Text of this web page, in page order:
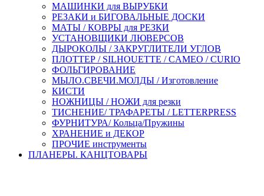
МАШИНКИ для ВЫРУБКИ
РЕЗАКИ и БИГОВАЛЬНЫЕ ДОСКИ
МАТЫ / КОВРЫ для РЕЗКИ
УСТАНОВЩИКИ ЛЮВЕРСОВ
ДЫРОКОЛЫ / ЗАКРУГЛИТЕЛИ УГЛОВ
ПЛОТТЕР / SILHOUETTE / CAMEO / CURIO
ФОЛЬГИРОВАНИЕ
МЫЛО.СВЕЧИ.МОЛДЫ / Изготовление
КИСТИ
НОЖНИЦЫ / НОЖИ для резки
ТИСНЕНИЕ/ ТРАФАРЕТЫ / LETTERPRESS
ФУРНИТУРА/ Кольца/Пружины
ХРАНЕНИЕ и ДЕКОР
ПРОЧИЕ инструменты
ПЛАНЕРЫ. КАНЦТОВАРЫ